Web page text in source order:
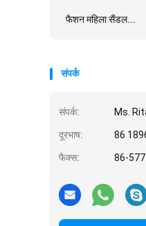
फैशन महिला सैंडल...
संपर्क
संपर्क: Ms.
दूरभाष: 86
फैक्स: 86-